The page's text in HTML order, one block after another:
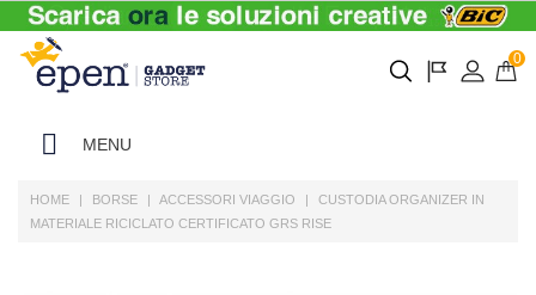
0
MENU
HOME BORSE ACCESSORI VIAGGIO
CUSTODIA ORGANIZER IN
MATERIALE RICICLATO CERTIFICATO GRS RISE